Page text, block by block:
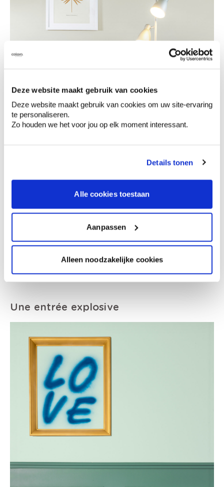
Deze website maakt gebruik van cookies
Deze website maakt gebruik van cookies om uw site-ervaring
te personaliseren.
Zo houden we het voor jou op elk moment interessant.
Details tonen
Alle cookies toestaan
Aanpassen
Alleen noodzakelijke cookies
Une entrée explosive